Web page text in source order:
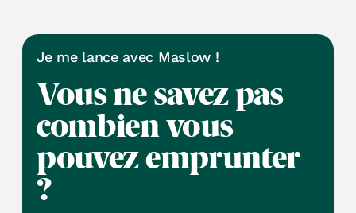
Je me lance avec Maslow !
Vous ne savez pas
combienvous
pouvez emprunter
?